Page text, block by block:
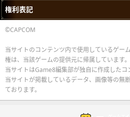
権利表記
©CAPCOM
当サイトのコンテンツ内で使用しているゲー
権は、当該ゲームの提供元に帰属しています。
当サイトはGame8編集部が独自に作成したコ
当サイトが掲載しているデータ、画像等の無
ております。